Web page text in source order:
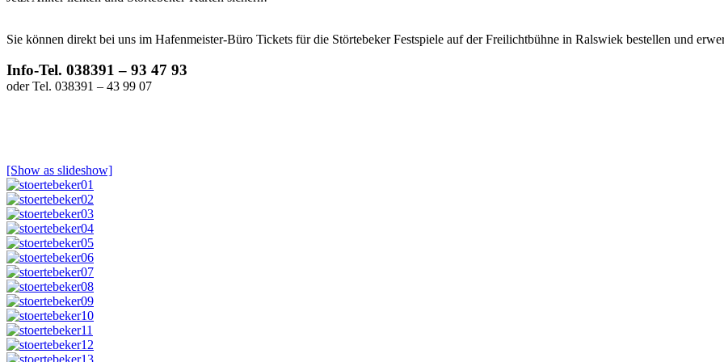
Sie können direkt bei uns im Hafenmeister-Büro Tickets für die Störtebeker Festspiele auf der Freilichtbühne in Ralswiek bestellen und
Info-Tel. 038391 – 93 47 93
oder Tel. 038391 – 43 99 07
[Show as slideshow]